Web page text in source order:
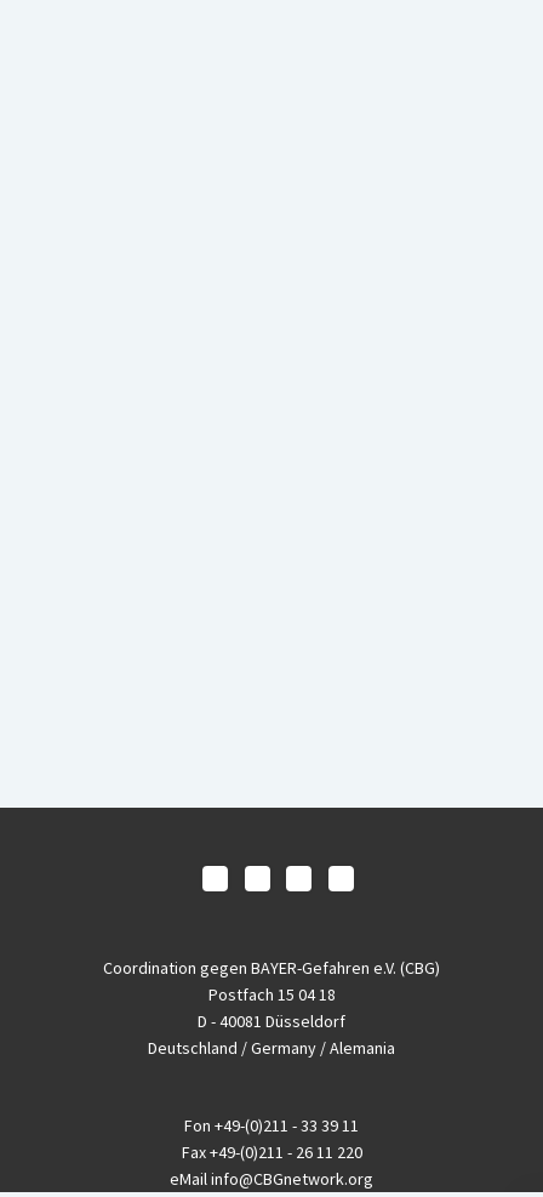
Coordination gegen BAYER-Gefahren e.V. (CBG)
Postfach 15 04 18
D - 40081 Düsseldorf
Deutschland / Germany / Alemania
Fon +49-(0)211 - 33 39 11
Fax+49-(0)211 - 26 11 220
eMailinfo@CBGnetwork.org